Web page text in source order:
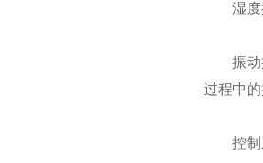
湿度控
振动控
过程中
控制系